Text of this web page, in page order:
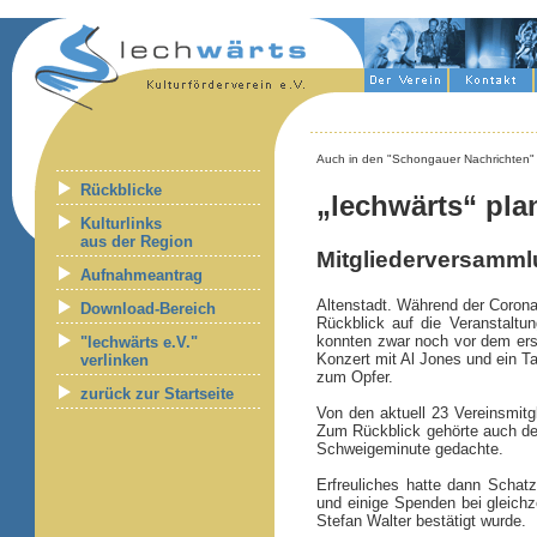
Rückblicke
Kulturlinks
aus der Region
Aufnahmeantrag
Download-Bereich
"lechwärts e.V."
verlinken
zurück zur Startseite
Auch in den "Schongauer
„lechwärts“
Altenstadt. Während der
Rückblick auf die
konnten zwar noch vor dem
Konzert mit Al Jones und ein
zum Opfer.
Von den aktuell 23
Zum Rückblick gehörte auch
Schweigeminute gedachte.
Erfreuliches hatte dann
und einige Spenden bei
Stefan Walter bestätigt wurde.